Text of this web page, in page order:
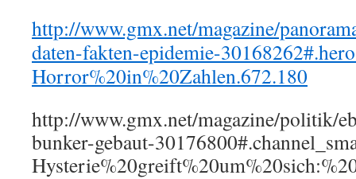
http://www.gmx.net/magazine/
daten-fakten-epidemie-
Horror%20in%20Zahlen.672.180
http://www.gmx.net/magazine/politik/
bunker-gebaut-